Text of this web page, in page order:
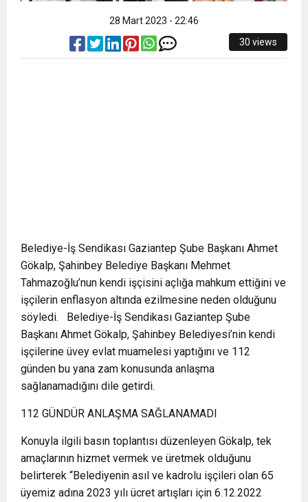
28 Mart 2023 - 22:46
30 views
Belediye-İş Sendikası Gaziantep Şube Başkanı Ahmet
Gökalp, Şahinbey Belediye Başkanı Mehmet
Tahmazoğlu’nun kendi işçisini açlığa mahkum ettiğini ve
işçilerin enflasyon altında ezilmesine neden olduğunu
söyledi.
Belediye-İş Sendikası Gaziantep Şube
Başkanı Ahmet Gökalp, Şahinbey Belediyesi’nin kendi
işçilerine üvey evlat muamelesi yaptığını ve 112
günden bu yana zam konusunda anlaşma
sağlanamadığını dile getirdi.
112 GÜNDÜR ANLAŞMA SAĞLANAMADI
Konuyla ilgili basın toplantısı düzenleyen Gökalp, tek
amaçlarının hizmet vermek ve üretmek olduğunu
belirterek “Belediyenin asıl ve kadrolu işçileri olan 65
üyemiz adına 2023 yılı ücret artışları için 6.12.2022